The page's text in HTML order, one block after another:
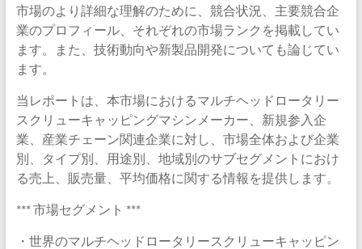
市場のより詳細な理解のために、競合状況、主要競合企
業のプロフィール、それぞれの市場ランクを掲載してい
ます。また、技術動向や新製品開発についても論じてい
ます。
当レポートは、本市場におけるマルチヘッドロータリー
スクリューキャッピングマシンメーカー、新規参入企
業、産業チェーン関連企業に対し、市場全体および企業
別、タイプ別、用途別、地域別のサブセグメントにおけ
る売上、販売量、平均価格に関する情報を提供します。
*** 市場セグメント ***
・世界のマルチヘッドロータリースクリューキャッピン